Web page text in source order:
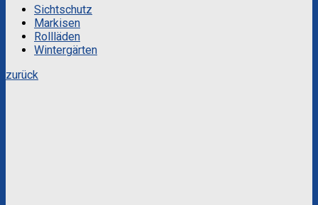
Sichtschutz
Markisen
Rollläden
Wintergärten
zurück